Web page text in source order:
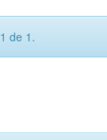
de 1.